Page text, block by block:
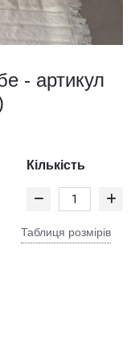
- артикул
Кількість
Таблиця розмірів